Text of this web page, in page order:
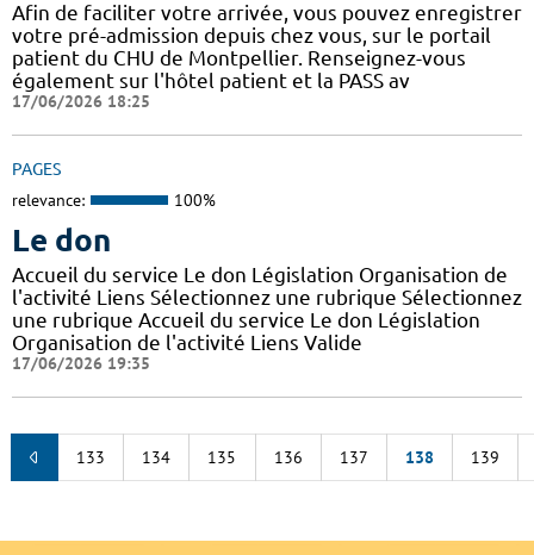
Afin de faciliter votre arrivée, vous pouvez enregistrer
votre pré-admission depuis chez vous, sur le portail
patient du CHU de Montpellier. Renseignez-vous
également sur l'hôtel patient et la PASS av
17/06/2026 18:25
PAGES
relevance: 100%
Le don
Accueil du service Le don Législation Organisation de
l'activité Liens Sélectionnez une rubrique Sélectionnez
une rubrique Accueil du service Le don Législation
Organisation de l'activité Liens Valide
17/06/2026 19:35
133 134 135 136 137 138 139